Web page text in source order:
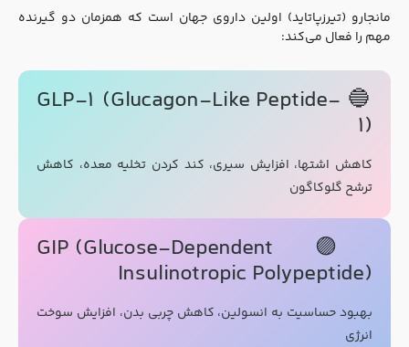
مانجارو (تیرزپاتاید) اولین داروی جهان است که همزمان دو گیرنده
مهم را فعال می‌کند:
🔵 GLP-1 (Glucagon-Like Peptide-
1)
کاهش اشتها، افزایش سیری، کند کردن تخلیه معده، کاهش
ترشح گلوکاگون
🟣 GIP (Glucose-Dependent
Insulinotropic Polypeptide)
بهبود حساسیت به انسولین، کاهش چربی بدن، افزایش سوخت
انرژی